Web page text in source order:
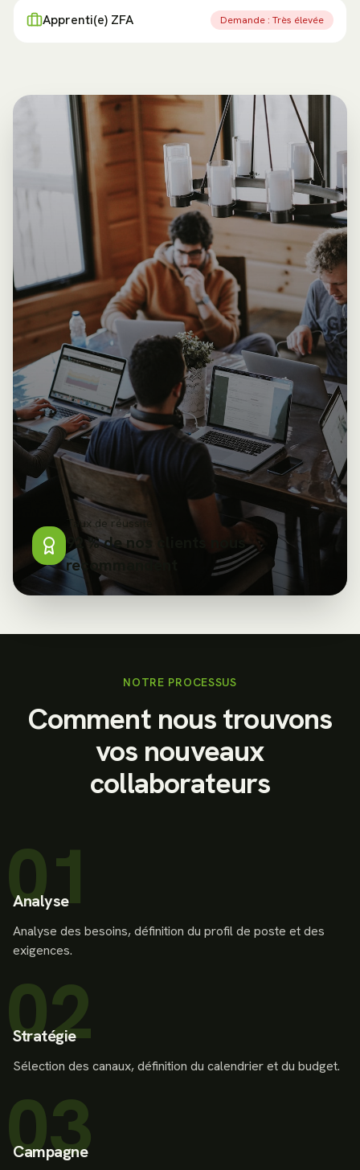
Apprenti(e) ZFA Demande : Très élevée
Taux de réussite
92 % de nos clients nous
recommandent
NOTRE PROCESSUS
Comment nous trouvons
vos nouveaux
collaborateurs
01
Analyse
Analyse des besoins, définition du profil de poste et des
exigences.
02
Stratégie
Sélection des canaux, définition du calendrier et du budget.
03
Campagne